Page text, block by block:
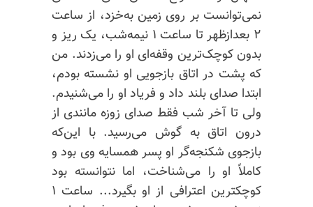
نمی‌توانست بر روی زمین به‌خزد، از ساعت
۲ بعدازظهر تا ساعت ۱ نیمه‌شب، یک ریز و
بدون کوچک‌ترین وقفه‌ای او را می‌زدند. من
که پشت در اتاق بازجویی او نشسته بودم،
ابتدا صدای بلند داد و فریاد او را می‌شنیدم.
ولی تا آخر شب فقط صدای زوزه مانندی از
درون اتاق به گوش می‌رسید. با این‌که
بازجوی شکنجه‌گر او پسر همسایه وی بود و
کاملاً او را می‌شناخت، اما نتوانسته بود
کوچکترین اعترافی از او بگیرد... ساعت ۱